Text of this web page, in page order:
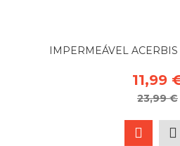
IMPERMEÁVEL
11,99
23,99 €